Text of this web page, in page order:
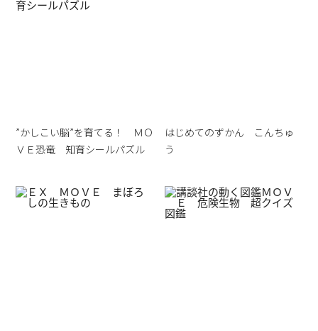
”かしこい脳”を育てる！ ＭＯ
ＶＥ恐竜 知育シールパズル
はじめてのずかん こんちゅ
う